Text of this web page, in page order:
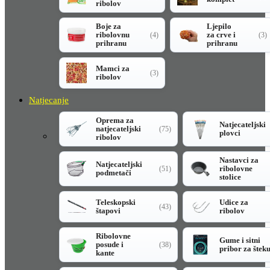
ribolov
Boje za
ribolovnu
prihranu
(4)
Ljepilo
za crve i
prihranu
(3)
Mamci za
ribolov
(3)
Natjecanje
Oprema za
natjecateljski
ribolov
(75)
Natjecateljski
plovci
Natjecateljski
podmetači
(51)
Nastavci za
ribolovne
stolice
Teleskopski
štapovi
(43)
Udice za
ribolov
Ribolovne
posude i
kante
(38)
Gume i sitni
pribor za šteku